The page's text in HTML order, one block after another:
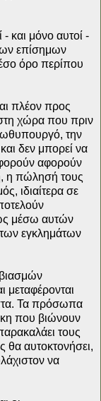
και μόνο αυτοί -
επίσημων
όρο περίπου
πλέον προς
χώρα που πριν
την
δεν μπορεί να
αφορούν
η πώλησή τους
ιδιαίτερα σε
μέσω αυτών
εγκλημάτων
μεταφέρονται
Τα πρόσωπα
που βιώνουν
τους
θα αυτοκτονήσει,
να